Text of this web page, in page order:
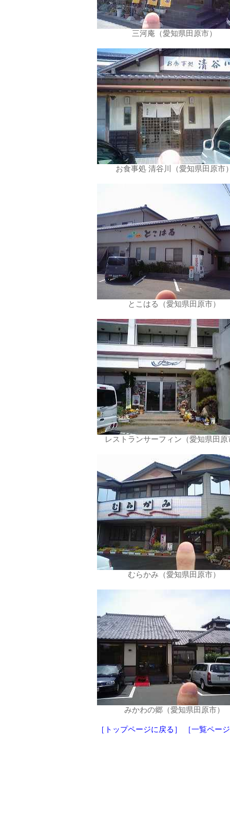
三河庵（愛知県田原市）
お食事処 清谷川（愛知県田原市
とこはる（愛知県田原市）
レストランサーフィン（愛知県田原
むらかみ（愛知県田原市）
みかわの郷（愛知県田原市）
［トップページに戻る］ ［一覧ペー